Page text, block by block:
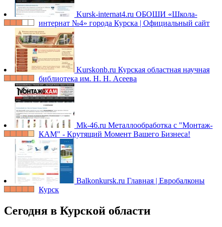
Kursk-internat4.ru ОБОШИ «Школа-
интернат №4» города Курска | Официальный сайт
Kurskonb.ru Курская областная научная
библиотека им. Н. Н. Асеева
Mk-46.ru Металлообработка с "Монтаж-
КАМ" - Крутящий Момент Вашего Бизнеса!
Balkonkursk.ru Главная | Евробалконы
Курск
Сегодня в Курской области